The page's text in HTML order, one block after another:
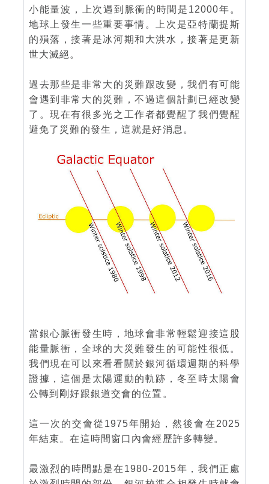
小能量波，上次遇到脈衝的時間是12000年。
地球上發生一些重要事情。上次是亞特蘭提斯
的殞落，接著是冰河期和大洪水，接著是更新
世大滅絕。
過去那些是非常大的災難跟改變，我們有可能
會遇到非常大的災難，不過這個計劃已經改變
了。現在有很多光之工作者都覺醒了我們覺醒
避免了災難的發生，這就是好消息。
當銀心脈衝發生時，地球會非常輕鬆迎接這股
能量脈衝，全球的大災難發生的可能性很低。
我們現在可以來看看關於銀河循環週期的科學
證據，這個是太陽運動的軌跡，冬至時太陽會
公轉到剛好跟銀道交會的位置。
這一次的交會從1975年開始，然後會在2025
年結束。在這時間窗口內會經歷許多轉變。
最激烈的時間點是在1980-2015年，我們正處